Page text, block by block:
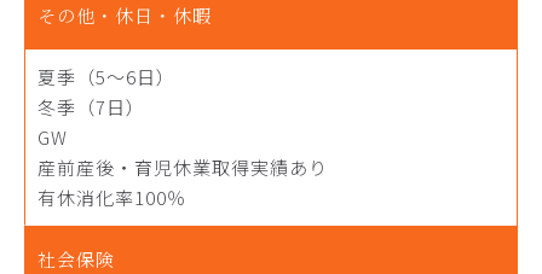
その他・休日・休暇
夏季（5～6日）
冬季（7日）
GW
産前産後・育児休業取得実績あり
有休消化率100％
社会保険